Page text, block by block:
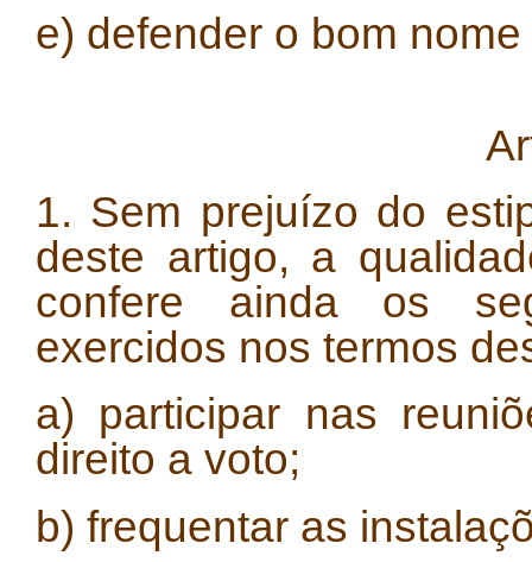
e) defender o bom
1. Sem prejuízo do
deste artigo, a
confere ainda os
exercidos nos termos
a) participar nas
direito a voto;
b) frequentar as